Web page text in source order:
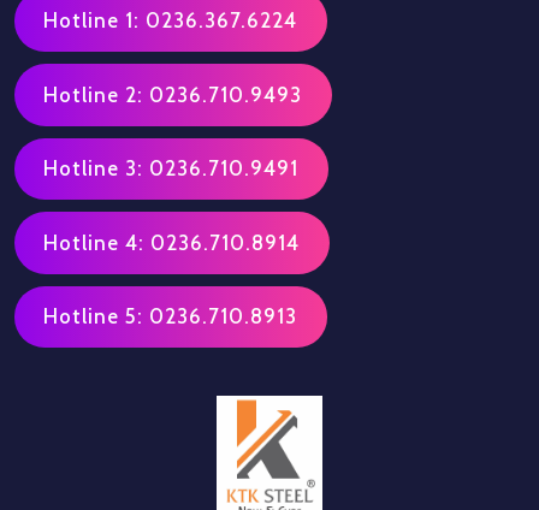
Hotline 1: 0236.367.6224
Hotline 2: 0236.710.9493
Hotline 3: 0236.710.9491
Hotline 4: 0236.710.8914
Hotline 5: 0236.710.8913